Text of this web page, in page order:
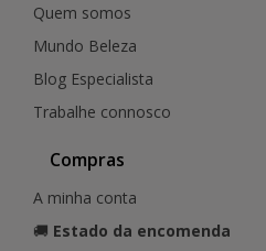
Quem somos
Mundo Beleza
Blog Especialista
Trabalhe connosco
Compras
A minha conta
🚚 Estado da encomenda